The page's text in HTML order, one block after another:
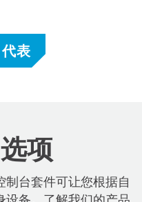
表
项
台套件可让您根据自